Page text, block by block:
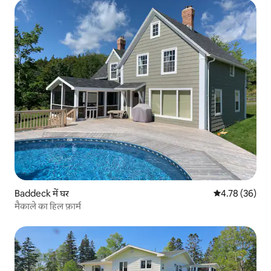
Baddeck में घर औसत रेटिंग 5 में
4.78 (36)
मैकाले का हिल फ़ार्म